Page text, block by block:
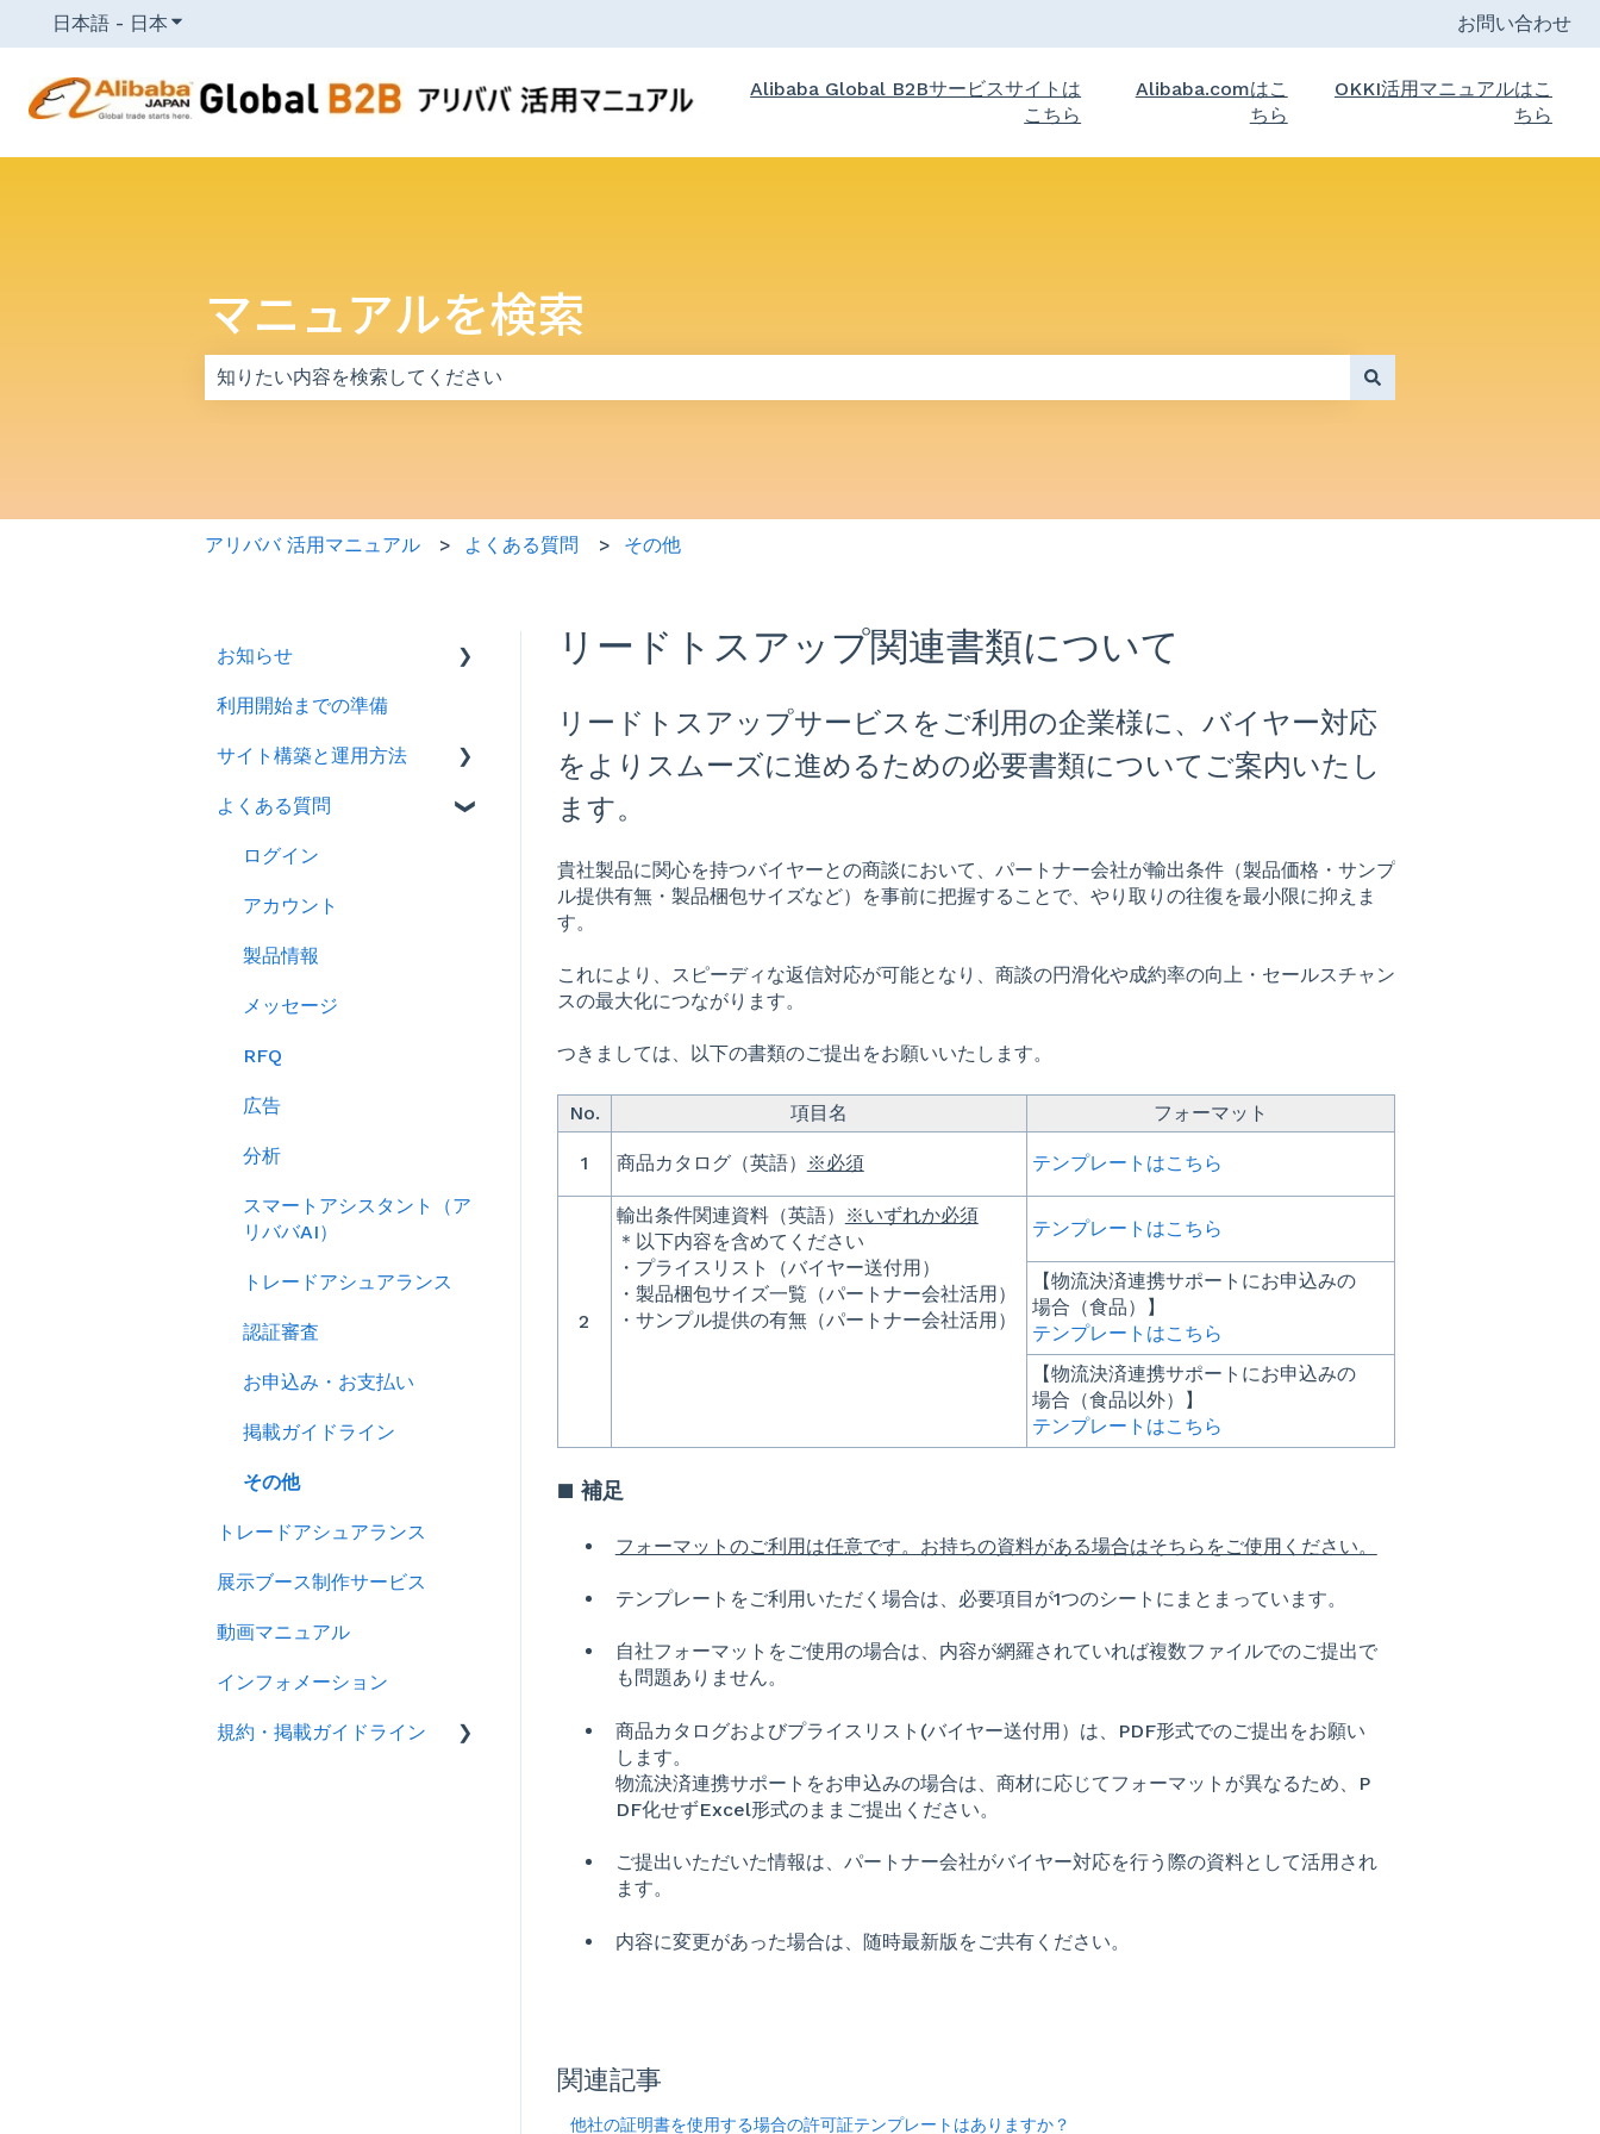
日本語 - 日本 翻訳のサブメニューを表示 お問い合わせ
Alibaba Global B2Bサービスサイトは
こちら
Alibaba.comはこ
ちら
OKKI活用マニュアルはこ
ちら
マニュアルを検索
アリババ 活用マニュアル よくある質問 その他
リードトスアップ関連書類について
リードトスアップサービスをご利用の企業様に、バイヤー対応
をよりスムーズに進めるための必要書類についてご案内いたし
ます。
貴社製品に関心を持つバイヤーとの商談において、パートナー会社が輸出条件（製品価格・サンプ
ル提供有無・製品梱包サイズなど）を事前に把握することで、やり取りの往復を最小限に抑えま
す。
これにより、スピーディな返信対応が可能となり、商談の円滑化や成約率の向上・セールスチャン
スの最大化につながります。
つきましては、以下の書類のご提出をお願いいたします。
No. 項目名 フォーマット
1 商品カタログ（英語） ※必須 テンプレートはこちら
2
輸出条件関連資料（英語）
※いずれか必須
＊以下内容を含めてください
・プライスリスト（バイヤー送付用）
・製品梱包サイズ一覧（パートナー会社活用）
・サンプル提供の有無（パートナー会社活用）
テンプレートはこちら
【物流決済連携サポートにお申込みの
場合（食品）】
テンプレートはこちら
【物流決済連携サポートにお申込みの
場合（食品以外）】
テンプレートはこちら
■ 補足
フォーマットのご利用は任意です。お持ちの資料がある場合はそちらをご使用ください。
テンプレートをご利用いただく場合は、必要項目が1つのシートにまとまっています。
自社フォーマットをご使用の場合は、内容が網羅されていれば複数ファイルでのご提出で
も問題ありません。
商品カタログおよびプライスリスト(バイヤー送付用）は、PDF形式でのご提出をお願い
します。
物流決済連携サポートをお申込みの場合は、商材に応じてフォーマットが異なるため、P
DF化せずExcel形式のままご提出ください。
ご提出いただいた情報は、パートナー会社がバイヤー対応を行う際の資料として活用され
ます。
内容に変更があった場合は、随時最新版をご共有ください。
関連記事
他社の証明書を使用する場合の許可証テンプレートはありますか？
お知らせ
2026年
2025年
2024年
利用開始までの準備
サイト構築と運用方法
会社情報を登録する
製品ページ登録の準備をす
に返信する
RFQを使ってバイヤーに
析する
よくある質問
ログイン
アカウント
製品情報
メッセージ
RFQ
広告
分析
スマートアシスタント（ア
リババAI）
トレードアシュアランス
認証審査
お申込み・お支払い
掲載ガイドライン
その他
トレードアシュアランス
展示ブース制作サービス
動画マニュアル
インフォメーション
規約・掲載ガイドライン